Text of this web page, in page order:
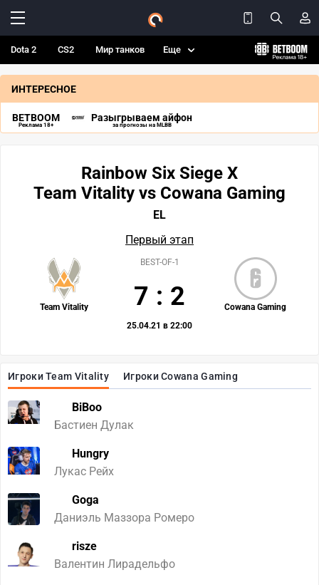
Dota 2 CS2 Мир танков Еще
ИНТЕРЕСНОЕ
BETBOOM
Реклама 18+
Разыгрываем айфон
за прогнозы на MLBB
Игроки Team Vitality Игроки Cowana Gaming
BiBoo
Бастиен Дулак
Hungry
Лукас Рейх
Goga
Даниэль Маззора Ромеро
risze
Валентин Лирадельфо
Rainbow Six Siege X
Team Vitality vs Cowana Gaming
EL
Первый этап
Team Vitality Cowana Gaming
BEST-OF-1
7 : 2
25.04.21 в 22:00